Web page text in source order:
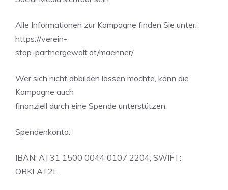
Alle Informationen zur Kampagne finden Sie unter:
https://verein-
stop-partnergewalt.at/maenner/
Wer sich nicht abbilden lassen möchte, kann die
Kampagne auch
finanziell durch eine Spende unterstützen:
Spendenkonto:
IBAN: AT31 1500 0044 0107 2204, SWIFT:
OBKLAT2L